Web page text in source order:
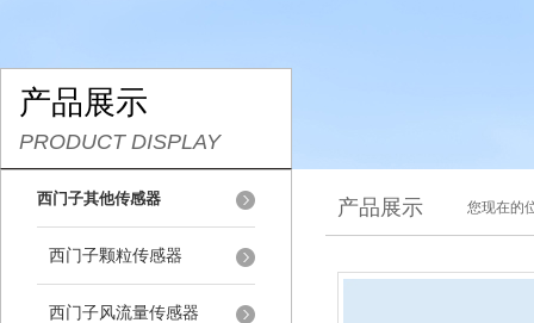
产品展示
PRODUCT DISPLAY
西门子其他传感器
西门子颗粒传感器
西门子风流量传感器
产品展示 您现在的